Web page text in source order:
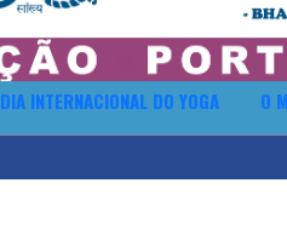
DIA INTERNACIONAL DO YOGA O